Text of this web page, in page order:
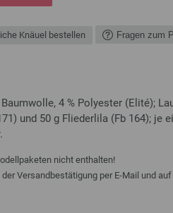
Knäuel bestellen Fragen zum
4 % Polyester (Elité);
und 50 g Fliederlila (Fb 164); je
nicht enthalten!
Versandbestätigung per E-Mail und